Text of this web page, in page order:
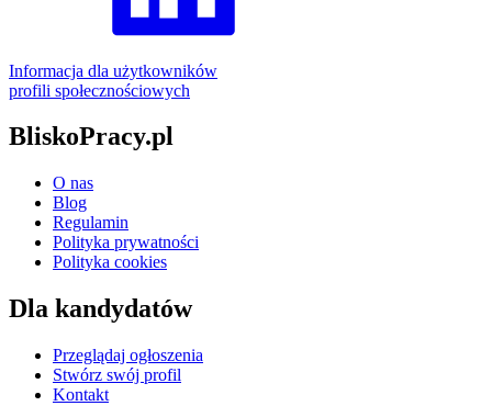
Informacja dla użytkowników
profili społecznościowych
BliskoPracy.pl
O nas
Blog
Regulamin
Polityka prywatności
Polityka cookies
Dla kandydatów
Przeglądaj ogłoszenia
Stwórz swój profil
Kontakt